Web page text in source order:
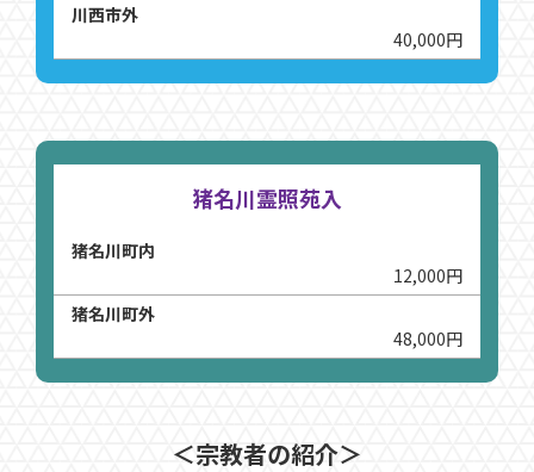
川西市外
40,000円
猪名川霊照苑入
猪名川町内
12,000円
猪名川町外
48,000円
＜宗教者の紹介＞